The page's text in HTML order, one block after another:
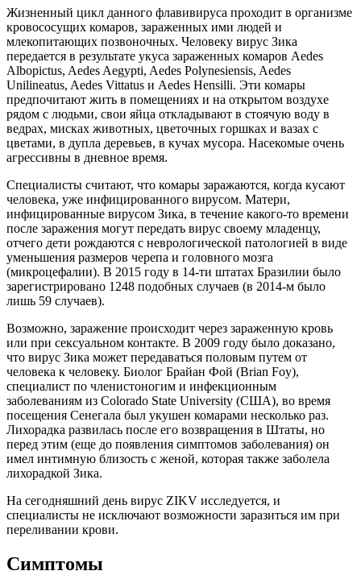
Жизненный цикл данного флавивируса проходит в организме
кровососущих комаров, зараженных ими людей и
млекопитающих позвоночных. Человеку вирус Зика
передается в результате укуса зараженных комаров Aedes
Albopictus, Aedes Aegypti, Aedes Polynesiensis, Aedes
Unilineatus, Aedes Vittatus и Aedes Hensilli. Эти комары
предпочитают жить в помещениях и на открытом воздухе
рядом с людьми, свои яйца откладывают в стоячую воду в
ведрах, мисках животных, цветочных горшках и вазах с
цветами, в дупла деревьев, в кучах мусора. Насекомые очень
агрессивны в дневное время.
Специалисты считают, что комары заражаются, когда кусают
человека, уже инфицированного вирусом. Матери,
инфицированные вирусом Зика, в течение какого-то времени
после заражения могут передать вирус своему младенцу,
отчего дети рождаются с неврологической патологией в виде
уменьшения размеров черепа и головного мозга
(микроцефалии). В 2015 году в 14-ти штатах Бразилии было
зарегистрировано 1248 подобных случаев (в 2014-м было
лишь 59 случаев).
Возможно, заражение происходит через зараженную кровь
или при сексуальном контакте. В 2009 году было доказано,
что вирус Зика может передаваться половым путем от
человека к человеку. Биолог Брайан Фой (Brian Foy),
специалист по членистоногим и инфекционным
заболеваниям из Colorado State University (США), во время
посещения Сенегала был укушен комарами несколько раз.
Лихорадка развилась после его возвращения в Штаты, но
перед этим (еще до появления симптомов заболевания) он
имел интимную близость с женой, которая также заболела
лихорадкой Зика.
На сегодняшний день вирус ZIKV исследуется, и
специалисты не исключают возможности заразиться им при
переливании крови.
Симптомы